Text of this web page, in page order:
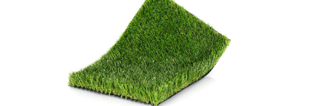
CHILD SAFE BACTERIA FREE